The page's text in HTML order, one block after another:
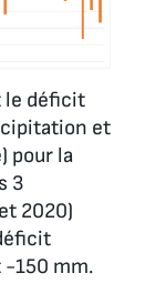
le déficit
et
pour la
3
2020)
-150 mm.